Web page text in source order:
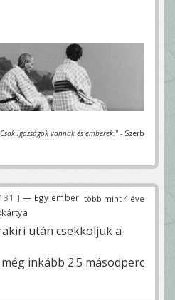
igazságok vannak és emberek." - Szerb
több mint 4 éve
— Egy ember
után csekkoljuk a
inkább 2.5 másodperc